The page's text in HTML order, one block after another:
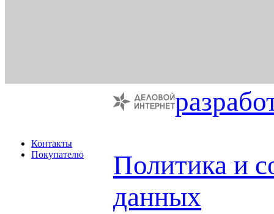
Контакты
Покупателю
Политика и
данных